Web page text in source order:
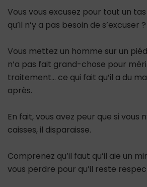
Vous vous excusez pour tout un
qu’il n’y a pas besoin de s’excuser ?
Vous mettez un homme sur un
n’a pas fait grand-chose pour
traitement… ce qui fait qu’il a du
après.
En fait, vous avez peur que si vous
caisses, il disparaisse.
Comprenez qu’il faut qu’il aie un
vous perdre pour qu’il reste